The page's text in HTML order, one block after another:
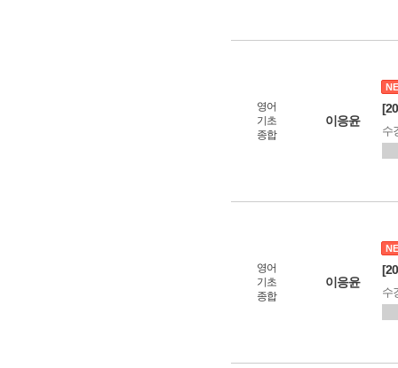
영어
기초
종합
이응윤
수
영어
기초
종합
이응윤
수